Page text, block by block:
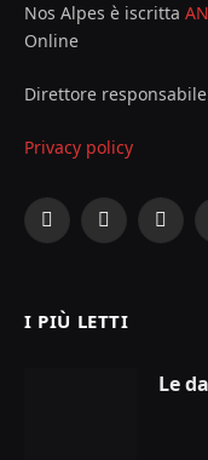
Nos Alpes è iscritta
Online
Direttore
Privacy policy
Facebook
X
I PIÙ LETTI
Le